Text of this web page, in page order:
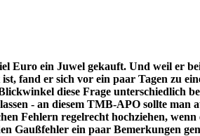
ein Juwel gekauft. Und weil er
fand er sich vor ein paar Tagen zu
diese Frage unterschiedlich
- an diesem TMB-APO sollte man
Fehlern regelrecht hochziehen, wenn
Gaußfehler ein paar Bemerkungen